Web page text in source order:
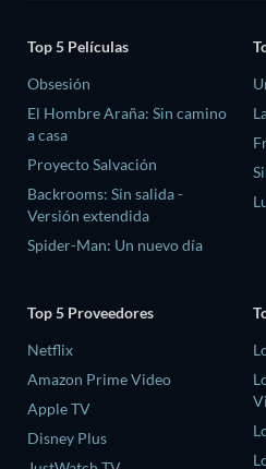
Top 5 Películas
Obsesión
El Hombre Araña: Sin camino
a casa
Proyecto Salvación
Backrooms: Sin salida -
Versión extendida
Spider-Man: Un nuevo día
Top 5 Proveedores
Netflix
Amazon Prime Video
Apple TV
Disney Plus